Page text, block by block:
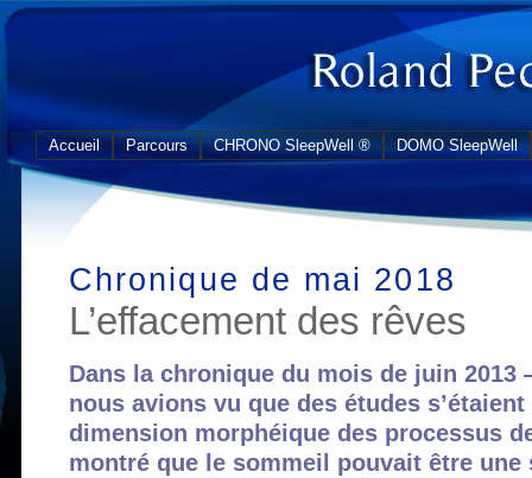
Accueil Parcours CHRONO SleepWell ® DOMO SleepWell
Chronique de mai 2018
L’effacement des rêves
Dans la chronique du mois de juin
nous avions vu que des études
dimension morphéique des processus
montré que le sommeil pouvait être une